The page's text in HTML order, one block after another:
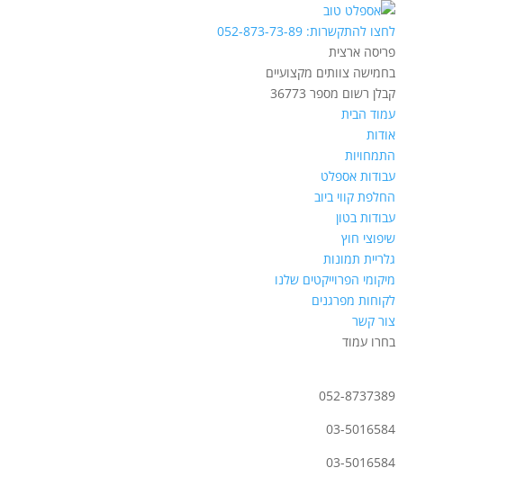
לחצו להתקשרות: 052-873-73-89
פריסה ארצית
בחמישה צוותים מקצועיים
קבלן רשום מספר 36773
עמוד הבית
אודות
התמחויות
עבודות אספלט
החלפת קווי ביוב
עבודות בטון
שיפוצי חוץ
גלריית תמונות
מיקומי הפרוייקטים שלנו
לקוחות מפרגנים
צור קשר
בחרו עמוד
052-8737389
03-5016584
03-5016584